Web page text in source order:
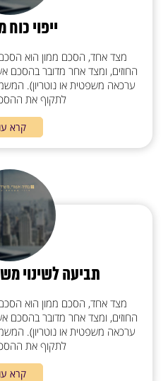
ייפוי
מצד אחד, הסכם ממון הוא
החוזים, ומצד אחר מדובר
ערכאה משפטית או נוטריון).
לתקוף את
קרא
תביעה לשינוי
מצד אחד, הסכם ממון הוא
החוזים, ומצד אחר מדובר
ערכאה משפטית או נוטריון).
לתקוף את
קרא